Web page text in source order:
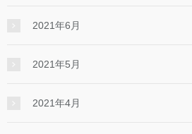
2021年6月
2021年5月
2021年4月